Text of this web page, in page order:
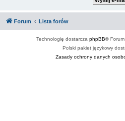
Forum Lista forów
Technologię dostarcza phpBB®
Polski pakiet językowy
Zasady ochrony danych